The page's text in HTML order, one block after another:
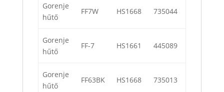
Gorenje
hűtő
FF7W HS1668 735044
Gorenje
hűtő
FF-7 HS1661 445089
Gorenje
hűtő
FF63BK HS1668 735013